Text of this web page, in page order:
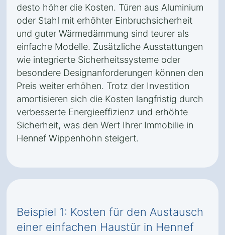
desto höher die Kosten. Türen aus Aluminium
oder Stahl mit erhöhter Einbruchsicherheit
und guter Wärmedämmung sind teurer als
einfache Modelle. Zusätzliche Ausstattungen
wie integrierte Sicherheitssysteme oder
besondere Designanforderungen können den
Preis weiter erhöhen. Trotz der Investition
amortisieren sich die Kosten langfristig durch
verbesserte Energieeffizienz und erhöhte
Sicherheit, was den Wert Ihrer Immobilie in
Hennef Wippenhohn steigert.
Beispiel 1: Kosten für den Austausch
einer einfachen Haustür in Hennef